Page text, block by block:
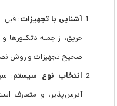
آشنایی با تجهیزات: قبل
حریق، از جمله دتکتورها
صحیح تجهیزات و روش
انتخاب نوع سیستم:
آدرس‌پذیر، و متعارف